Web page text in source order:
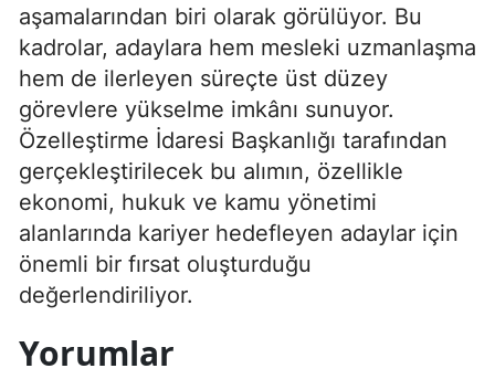
aşamalarından biri olarak görülüyor. Bu
kadrolar, adaylara hem mesleki uzmanlaşma
hem de ilerleyen süreçte üst düzey
görevlere yükselme imkânı sunuyor.
Özelleştirme İdaresi Başkanlığı tarafından
gerçekleştirilecek bu alımın, özellikle
ekonomi, hukuk ve kamu yönetimi
alanlarında kariyer hedefleyen adaylar için
önemli bir fırsat oluşturduğu
değerlendiriliyor.
Yorumlar